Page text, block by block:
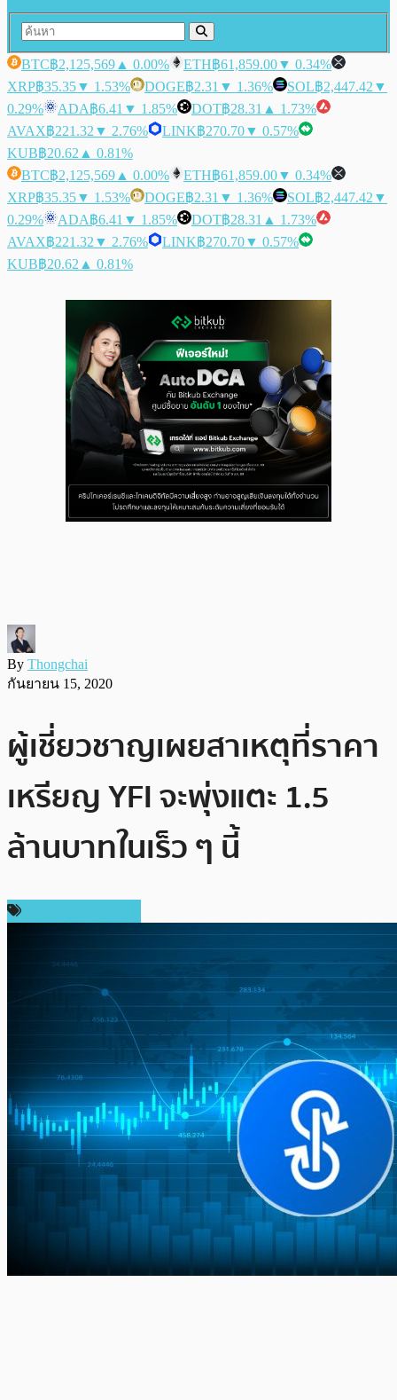
BTC฿2,125,569 ▲ 0.00% ETH฿61,859.00▼ 0.34%
XRP฿35.35▼ 1.53% DOGE฿2.31 ▼ 1.36% SOL฿2,447.42 ▼
0.29%
ADA฿6.41 ▼ 1.85% DOT฿28.31 ▲ 1.73%
AVAX฿221.32 ▼ 2.76% LINK฿270.70▼ 0.57%
KUB฿20.62 ▲ 0.81%
BTC฿2,125,569 ▲ 0.00% ETH฿61,859.00▼ 0.34%
XRP฿35.35▼ 1.53% DOGE฿2.31 ▼ 1.36% SOL฿2,447.42 ▼
0.29%
ADA฿6.41 ▼ 1.85% DOT฿28.31 ▲ 1.73%
AVAX฿221.32 ▼ 2.76% LINK฿270.70▼ 0.57%
KUB฿20.62 ▲ 0.81%
By Thongchai
กันยายน 15, 2020
ผู้เชี่ยวชาญเผยสาเหตุที่ราคา
เหรียญ YFI จะพุ่งแตะ 1.5
ล้านบาทในเร็ว ๆ นี้